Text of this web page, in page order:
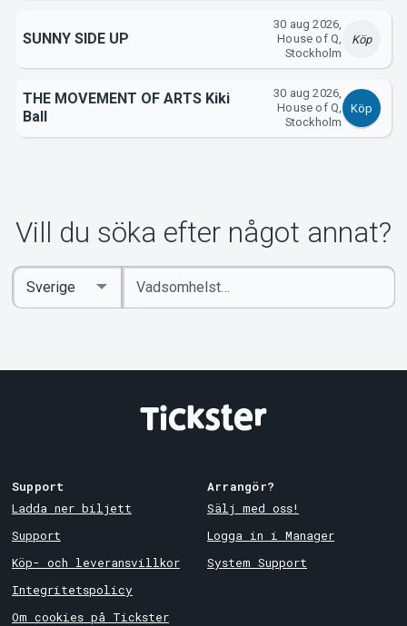
SUNNY SIDE UP
30 aug 2026,
House of Q,
Stockholm
Köp
THE MOVEMENT OF ARTS Kiki
Ball
30 aug 2026,
House of Q,
Stockholm
Köp
Vill du söka efter något annat?
Ange
sökord
Select
Country
Support
Ladda ner biljett
Support
Köp- och leveransvillkor
Integritetspolicy
Om cookies på Tickster
Arrangör?
Sälj med oss!
Logga in i Manager
System Support